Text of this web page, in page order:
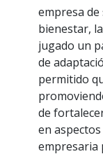
empresa de
bienestar,
jugado un
de
permitido
de
en
empresaria